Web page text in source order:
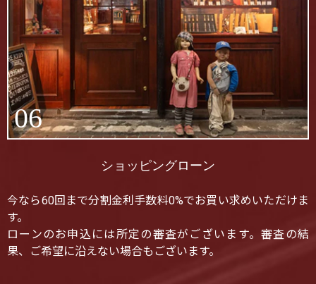
06
ショッピングローン
今なら60回まで分割金利手数料0%でお買い求めいただけま
す。
ローンのお申込には所定の審査がございます。審査の結
果、ご希望に沿えない場合もございます。